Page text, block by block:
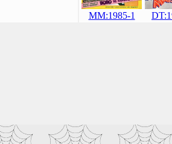
MM:1985-1